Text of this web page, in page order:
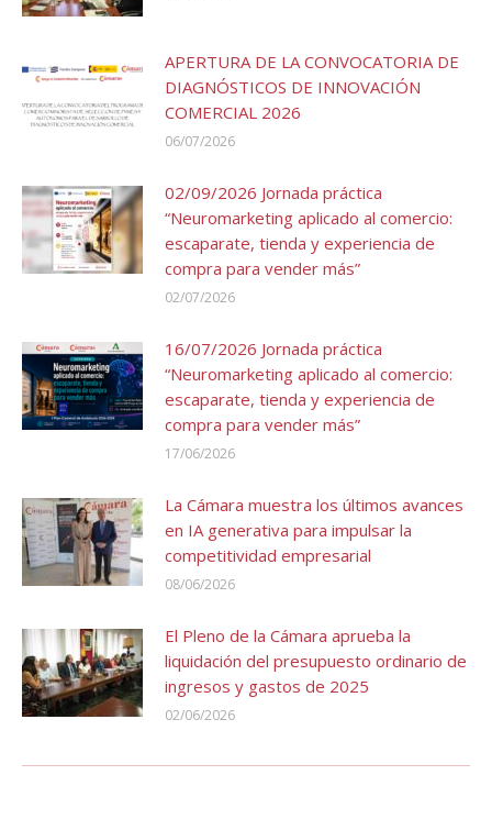
APERTURA DE LA CONVOCATORIA DE
DIAGNÓSTICOS DE INNOVACIÓN
COMERCIAL 2026
06/07/2026
02/09/2026 Jornada práctica
“Neuromarketing aplicado al comercio:
escaparate, tienda y experiencia de
compra para vender más”
02/07/2026
16/07/2026 Jornada práctica
“Neuromarketing aplicado al comercio:
escaparate, tienda y experiencia de
compra para vender más”
17/06/2026
La Cámara muestra los últimos avances
en IA generativa para impulsar la
competitividad empresarial
08/06/2026
El Pleno de la Cámara aprueba la
liquidación del presupuesto ordinario de
ingresos y gastos de 2025
02/06/2026